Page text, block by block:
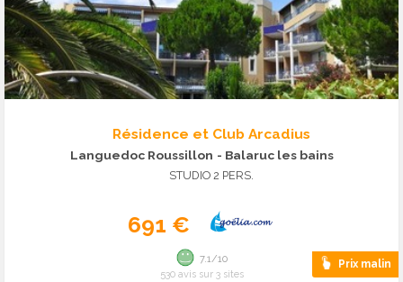
Résidence et Club Arcadius
Languedoc Roussillon - Balaruc les bains
STUDIO 2 PERS.
691 €
Prix malin
7.1/10
530 avis sur 3 sites